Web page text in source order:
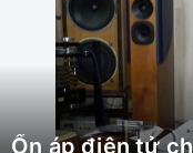
Ổn áp điện tử